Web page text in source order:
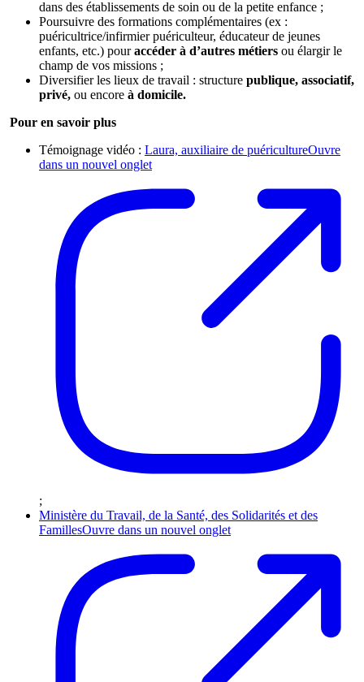
dans des établissements de soin ou de la petite enfance ;
Poursuivre des formations complémentaires (ex :
puéricultrice/infirmier puériculteur, éducateur de jeunes
enfants, etc.) pouraccéder à d’autres métiers ou élargir le
champ de vos missions ;
Diversifier les lieux de travail : structure publique, associatif,
privé, ou encore à domicile.
Pour en savoir plus
Témoignage vidéo : Laura, auxiliaire de puéricultureOuvre
dans un nouvel onglet
;
Ministère du Travail, de la Santé, des Solidarités et des
FamillesOuvre dans un nouvel onglet